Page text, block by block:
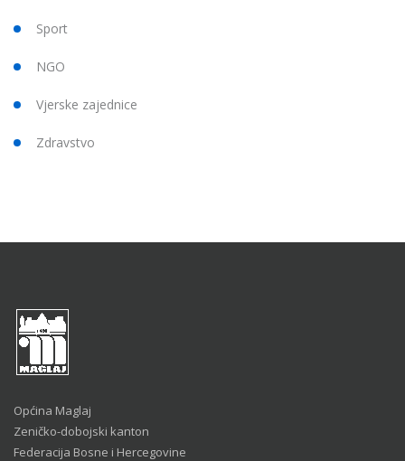
Sport
NGO
Vjerske zajednice
Zdravstvo
Općina Maglaj
Zeničko-dobojski kanton
Federacija Bosne i Hercegovine